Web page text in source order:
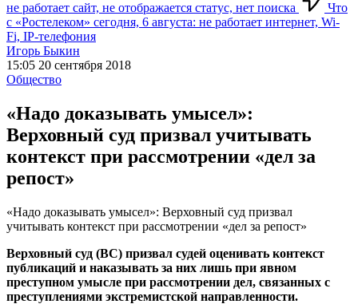
не работает сайт, не отображается статус, нет поиска
Что
с «Ростелеком» сегодня, 6 августа: не работает интернет, Wi-
Fi, IP-телефония
Игорь Быкин
15:05 20 сентября 2018
Общество
«Надо доказывать умысел»:
Верховный суд призвал учитывать
контекст при рассмотрении «дел за
репост»
«Надо доказывать умысел»: Верховный суд призвал
учитывать контекст при рассмотрении «дел за репост»
Верховный суд (ВС) призвал судей оценивать контекст
публикаций и наказывать за них лишь при явном
преступном умысле при рассмотрении дел, связанных с
преступлениями экстремистской направленности.